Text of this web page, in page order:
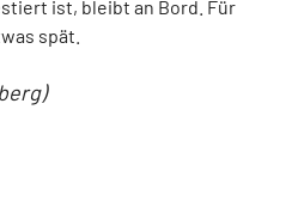
ist, bleibt an Bord. Für
spät.